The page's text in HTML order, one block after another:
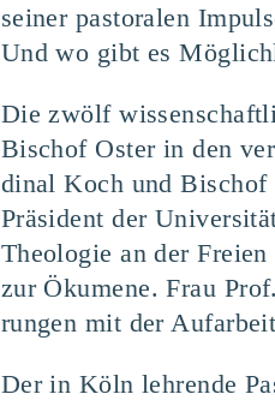
sei­ner pas­to­ra­len
Und wo gibt es
Die zwölf
Bischof Oster in den
di­nal Koch und Bischof
Prä­si­dent der
Theo­lo­gie an der
zur Öku­me­ne. Frau
run­gen mit der
Der in Köln leh­ren­de